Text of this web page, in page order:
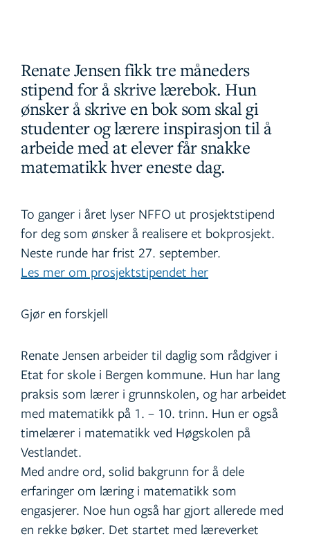
Renate Jensen fikk tre måneders
stipend for å skrive lærebok. Hun
ønsker å skrive en bok som skal gi
studenter og lærere inspirasjon til å
arbeide med at elever får snakke
matematikk hver eneste dag.
To ganger i året lyser NFFO ut prosjektstipend
for deg som ønsker å realisere et bokprosjekt.
Neste runde har frist 27. september.
Les mer om prosjektstipendet her
Gjør en forskjell
Renate Jensen arbeider til daglig som rådgiver i
Etat for skole i Bergen kommune. Hun har lang
praksis som lærer i grunnskolen, og har arbeidet
med matematikk på 1. – 10. trinn. Hun er også
timelærer i matematikk ved Høgskolen på
Vestlandet.
Med andre ord, solid bakgrunn for å dele
erfaringer om læring i matematikk som
engasjerer. Noe hun også har gjort allerede med
en rekke bøker. Det startet med læreverket